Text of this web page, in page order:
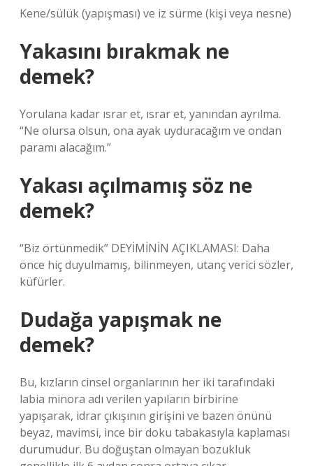
Kene/sülük (yapışması) ve iz sürme (kişi veya nesne)
Yakasını bırakmak ne
demek?
Yorulana kadar ısrar et, ısrar et, yanından ayrılma.
“Ne olursa olsun, ona ayak uyduracağım ve ondan
paramı alacağım.”
Yakası açılmamış söz ne
demek?
“Biz örtünmedik” DEYİMİNİN AÇIKLAMASI: Daha
önce hiç duyulmamış, bilinmeyen, utanç verici sözler,
küfürler.
Dudağa yapışmak ne
demek?
Bu, kızların cinsel organlarının her iki tarafındaki
labia minora adı verilen yapıların birbirine
yapışarak, idrar çıkışının girişini ve bazen önünü
beyaz, mavimsi, ince bir doku tabakasıyla kaplaması
durumudur. Bu doğuştan olmayan bozukluk